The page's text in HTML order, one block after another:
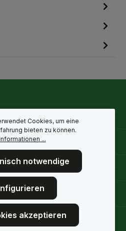
Cookies, um eine
bieten zu können.
...
notwendige
akzeptieren